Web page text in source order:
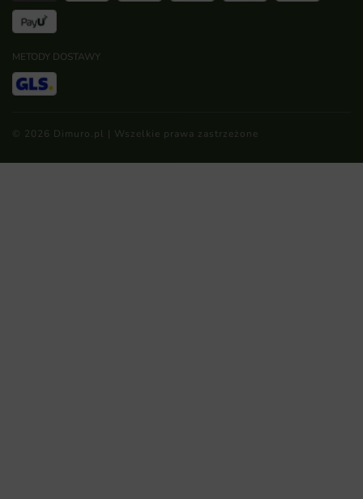
METODY DOSTAWY
© 2026 Dimuro.pl | Wszelkie prawa zastrzeżone